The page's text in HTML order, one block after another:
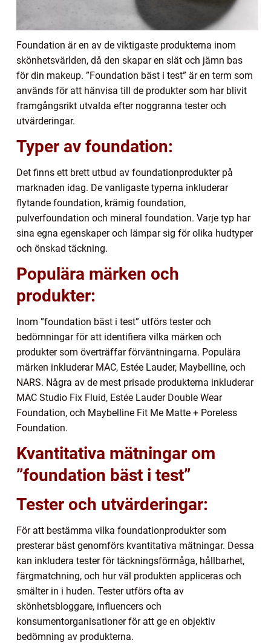
Foundation är en av de viktigaste produkterna inom
skönhetsvärlden, då den skapar en slät och jämn bas
för din makeup. ”Foundation bäst i test” är en term som
används för att hänvisa till de produkter som har blivit
framgångsrikt utvalda efter noggranna tester och
utvärderingar.
Typer av foundation:
Det finns ett brett utbud av foundationprodukter på
marknaden idag. De vanligaste typerna inkluderar
flytande foundation, krämig foundation,
pulverfoundation och mineral foundation. Varje typ har
sina egna egenskaper och lämpar sig för olika hudtyper
och önskad täckning.
Populära märken och
produkter:
Inom ”foundation bäst i test” utförs tester och
bedömningar för att identifiera vilka märken och
produkter som överträffar förväntningarna. Populära
märken inkluderar MAC, Estée Lauder, Maybelline, och
NARS. Några av de mest prisade produkterna inkluderar
MAC Studio Fix Fluid, Estée Lauder Double Wear
Foundation, och Maybelline Fit Me Matte + Poreless
Foundation.
Kvantitativa mätningar om
”foundation bäst i test”
Tester och utvärderingar:
För att bestämma vilka foundationprodukter som
presterar bäst genomförs kvantitativa mätningar. Dessa
kan inkludera tester för täckningsförmåga, hållbarhet,
färgmatchning, och hur väl produkten appliceras och
smälter in i huden. Tester utförs ofta av
skönhetsbloggare, influencers och
konsumentorganisationer för att ge en objektiv
bedömning av produkterna.